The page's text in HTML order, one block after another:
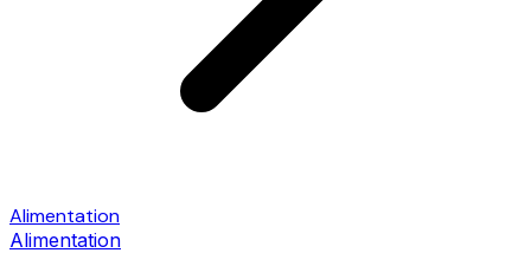
Alimentation
Alimentation